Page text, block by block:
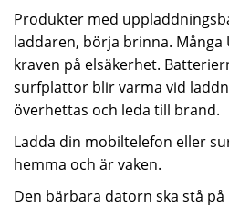
Produkter med
laddaren, börja brinna. Många
kraven på elsäkerhet.
surfplattor blir varma vid
överhettas och leda till brand.
Ladda din mobiltelefon eller
hemma och är vaken.
Den bärbara datorn ska stå